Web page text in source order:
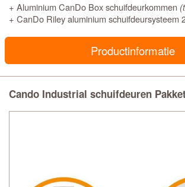
+ Aluminium CanDo Box schuifdeurkommen
+ CanDo Riley aluminium schuifdeursysteem
Productinformatie
Cando Industrial schuifdeuren